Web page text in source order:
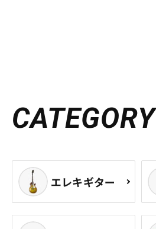
CATEGORY
エレキギター